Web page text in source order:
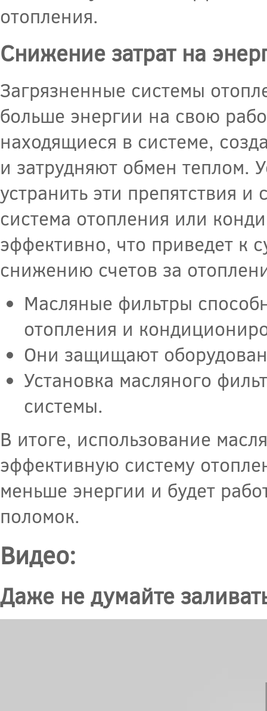
отопления.
Снижение затрат на
Загрязненные системы
больше энергии на свою
находящиеся в системе,
и затрудняют обмен теплом.
устранить эти препятствия
система отопления или
эффективно, что приведет к
снижению счетов за
Масляные фильтры
отопления и
Они защищают
Установка масляного
системы.
В итоге, использование
эффективную систему
меньше энергии и будет
поломок.
Видео:
Даже не думайте